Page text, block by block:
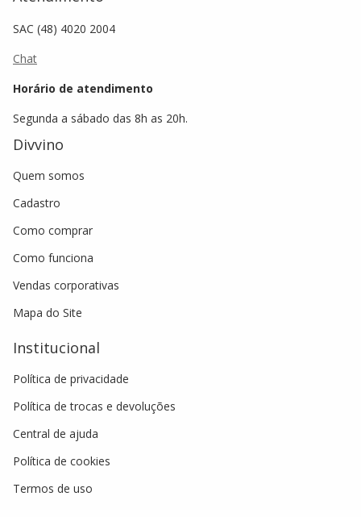
SAC (48) 4020 2004
Chat
Horário de atendimento
Segunda a sábado das 8h as 20h.
Divvino
Quem somos
Cadastro
Como comprar
Como funciona
Vendas corporativas
Mapa do Site
Institucional
Política de privacidade
Política de trocas e devoluções
Central de ajuda
Política de cookies
Termos de uso